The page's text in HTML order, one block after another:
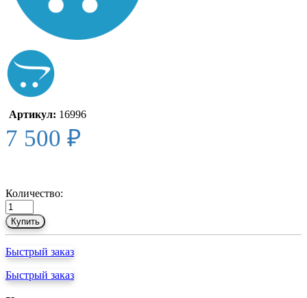
Артикул: 16996
7 500 ₽
Количество:
Купить
Быстрый заказ
Быстрый заказ